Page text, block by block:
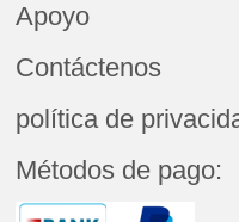
Apoyo
Contáctenos
política de
Métodos de pago: